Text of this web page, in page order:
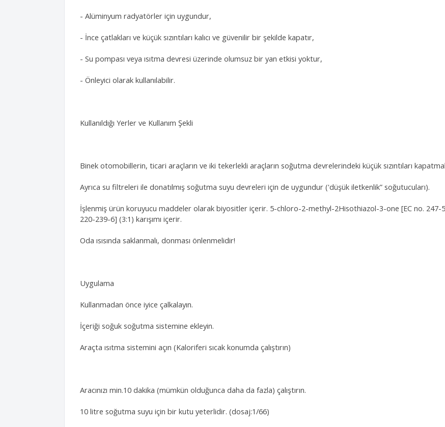
- Alüminyum radyatörler için uygundur,
- İnce çatlakları ve küçük sızıntıları kalıcı ve güvenilir bir şekilde kapatır,
- Su pompası veya ısıtma devresi üzerinde olumsuz bir yan etkisi yoktur,
- Önleyici olarak kullanılabilir.
Kullanıldığı Yerler ve Kullanım Şekli
Binek otomobillerin, ticari araçların ve iki tekerlekli araçların soğutma devrelerindeki küçük sızıntıları
Ayrıca su filtreleri ile donatılmış soğutma suyu devreleri için de uygundur ('düşük iletkenlik” soğutucuları).
İşlenmiş ürün koruyucu maddeler olarak biyositler içerir. 5-chloro-2-methyl-2Hisothiazol-3-one [EC no.
220-239-6] (3:1) karışımı içerir.
Oda ısısında saklanmalı, donması önlenmelidir!
Uygulama
Kullanmadan önce iyice çalkalayın.
İçeriği soğuk soğutma sistemine ekleyin.
Araçta ısıtma sistemini açın (Kaloriferi sıcak konumda çalıştırın)
Aracınızı min.10 dakika (mümkün olduğunca daha da fazla) çalıştırın.
10 litre soğutma suyu için bir kutu yeterlidir. (dosaj:1/66)